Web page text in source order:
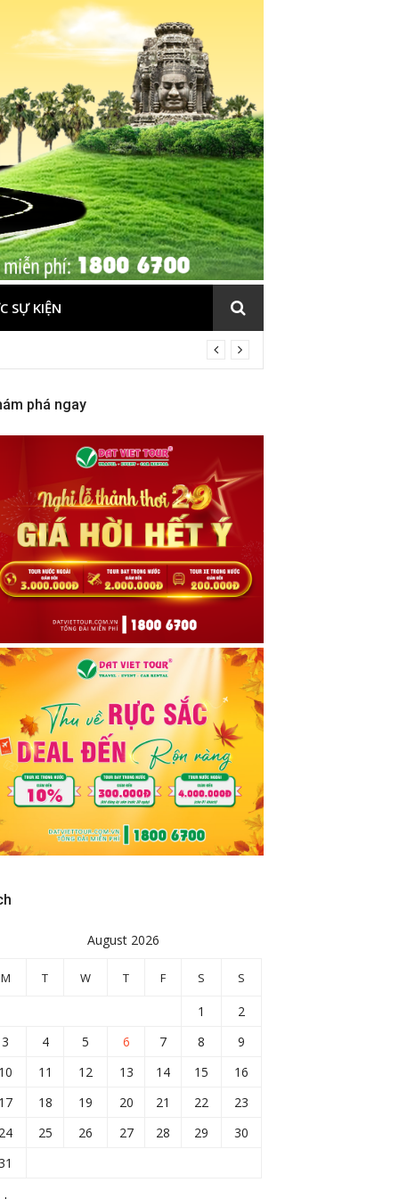
SỰ KIỆN
phá ngay
August 2026
M T W T F S S
1
2
3
4 5 6 7 8
9
10
11 12 13 14 15
16
17
18 19 20 21 22
23
24
25 26 27 28 29
30